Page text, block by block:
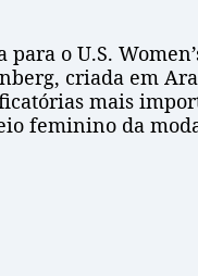
o U.S.
criada em
mais
feminino da